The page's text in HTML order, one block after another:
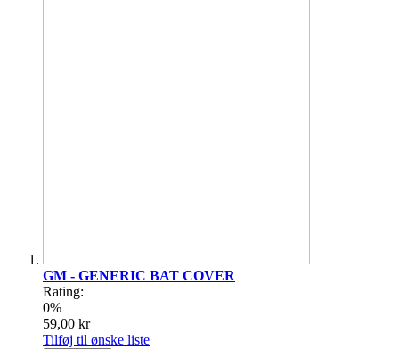
GM - GENERIC BAT COVER
Rating:
0%
59,00 kr
Tilføj til ønske liste